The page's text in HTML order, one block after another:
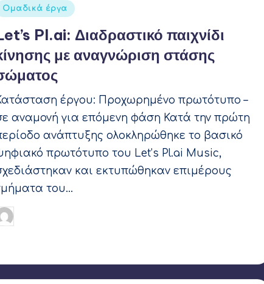
Ομαδικά έργα
Pl.ai: Διαδραστικό παιχνίδι
με αναγνώριση στάσης
έργου: Προχωρημένο πρωτότυπο –
αναμονή για επόμενη φάση Κατά την πρώτη
ανάπτυξης ολοκληρώθηκε το βασικό
πρωτότυπο του Let’s Pl.ai Music,
και εκτυπώθηκαν επιμέρους
του…
Ετικέτες: